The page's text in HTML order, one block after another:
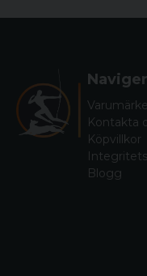
Kontakta
Köpvillkor
Blogg